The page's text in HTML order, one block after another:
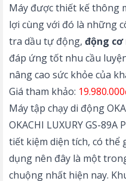
Máy được thiết kế thông
lợi cùng với đó là những
tra dầu tự động, động cơ
đáp ứng tốt nhu cầu
nâng cao sức khỏe của
Giá tham khảo:
Máy tập chạy di động
OKACHI LUXURY GS-89A
tiết kiệm diện tích, có thể
dụng nên đây là một
chuộng nhất hiện nay.